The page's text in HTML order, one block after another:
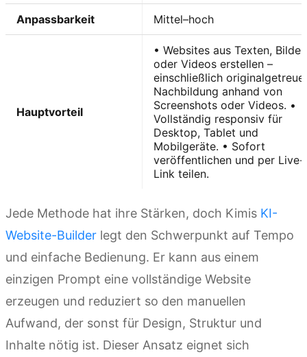
Anpassbarkeit Mittel–hoch
Hauptvorteil
• Websites aus Texten,
oder Videos erstellen –
einschließlich
Nachbildung anhand von
Screenshots oder Videos. •
Vollständig responsiv für
Desktop, Tablet und
Mobilgeräte. • Sofort
veröffentlichen und per Live-
Link teilen.
Jede Methode hat ihre Stärken, doch Kimis KI-
Website-Builder legt den Schwerpunkt auf Tempo
und einfache Bedienung. Er kann aus einem
einzigen Prompt eine vollständige Website
erzeugen und reduziert so den manuellen
Aufwand, der sonst für Design, Struktur und
Inhalte nötig ist. Dieser Ansatz eignet sich